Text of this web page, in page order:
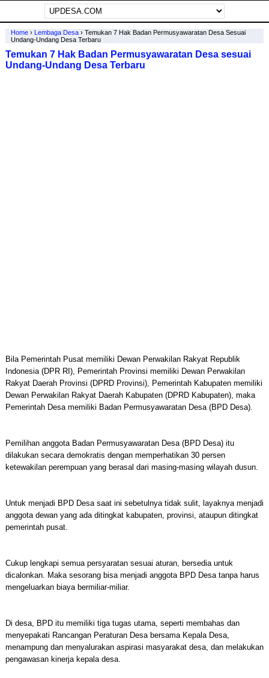
Home› Lembaga Desa› Temukan 7 Hak Badan Permusyawaratan Desa Sesuai
Undang-Undang Desa Terbaru
Temukan 7 Hak Badan Permusyawaratan Desa sesuai
Undang-Undang Desa Terbaru
Bila Pemerintah Pusat memiliki Dewan Perwakilan Rakyat Republik
Indonesia (DPR RI), Pemerintah Provinsi memiliki Dewan Perwakilan
Rakyat Daerah Provinsi (DPRD Provinsi), Pemerintah Kabupaten memiliki
Dewan Perwakilan Rakyat Daerah Kabupaten (DPRD Kabupaten), maka
Pemerintah Desa memiliki Badan Permusyawaratan Desa (BPD Desa).
Pemilihan anggota Badan Permusyawaratan Desa (BPD Desa) itu
dilakukan secara demokratis dengan memperhatikan 30 persen
ketewakilan perempuan yang berasal dari masing-masing wilayah dusun.
Untuk menjadi BPD Desa saat ini sebetulnya tidak sulit, layaknya menjadi
anggota dewan yang ada ditingkat kabupaten, provinsi, ataupun ditingkat
pemerintah pusat.
Cukup lengkapi semua persyaratan sesuai aturan, bersedia untuk
dicalonkan. Maka sesorang bisa menjadi anggota BPD Desa tanpa harus
mengeluarkan biaya bermiliar-miliar.
Di desa, BPD itu memiliki tiga tugas utama, seperti membahas dan
menyepakati Rancangan Peraturan Desa bersama Kepala Desa,
menampung dan menyalurakan aspirasi masyarakat desa, dan melakukan
pengawasan kinerja kepala desa.